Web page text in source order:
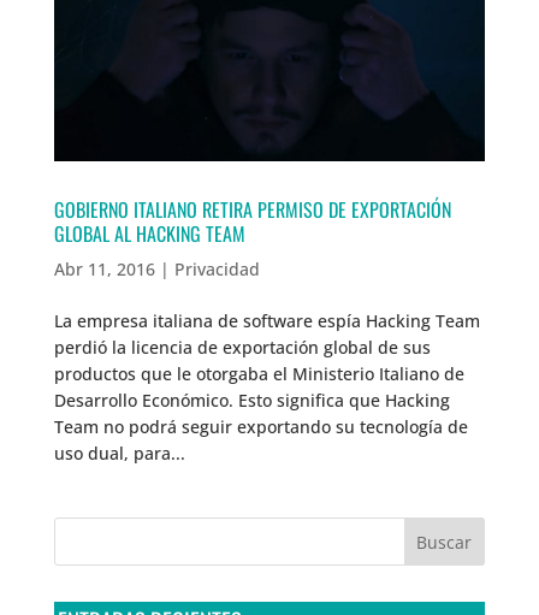
GOBIERNO ITALIANO RETIRA PERMISO DE EXPORTACIÓN
GLOBAL AL HACKING TEAM
Abr 11, 2016| Privacidad
La empresa italiana de software espía Hacking Team
perdió la licencia de exportación global de sus
productos que le otorgaba el Ministerio Italiano de
Desarrollo Económico. Esto significa que Hacking
Team no podrá seguir exportando su tecnología de
uso dual, para...